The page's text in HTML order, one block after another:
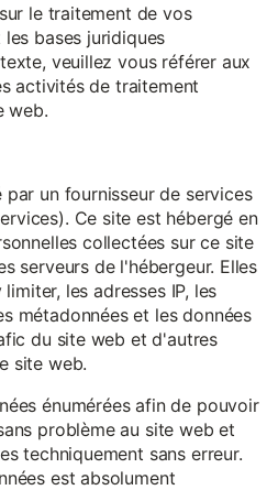
le traitement de vos
bases juridiques
veuillez vous référer aux
activités de traitement
web.
un fournisseur de services
Ce site est hébergé en
collectées sur ce site
serveurs de l'hébergeur. Elles
les adresses IP, les
métadonnées et les données
du site web et d'autres
site web.
énumérées afin de pouvoir
problème au site web et
techniquement sans erreur.
est absolument